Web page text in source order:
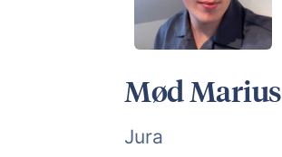
Undervisere
Mød Marius
Jura